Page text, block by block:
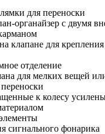
для переноски
органайзер с двумя
клапане для
отделение
для мелких вещей
к колесу
сигнального фонарика